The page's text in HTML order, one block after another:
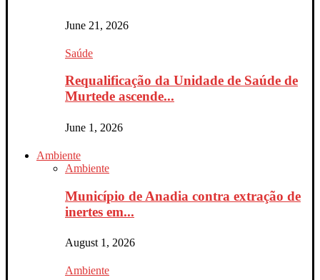
June 21, 2026
Saúde
Requalificação da Unidade de Saúde de
Murtede ascende...
June 1, 2026
Ambiente
Ambiente
Município de Anadia contra extração de
inertes em...
August 1, 2026
Ambiente